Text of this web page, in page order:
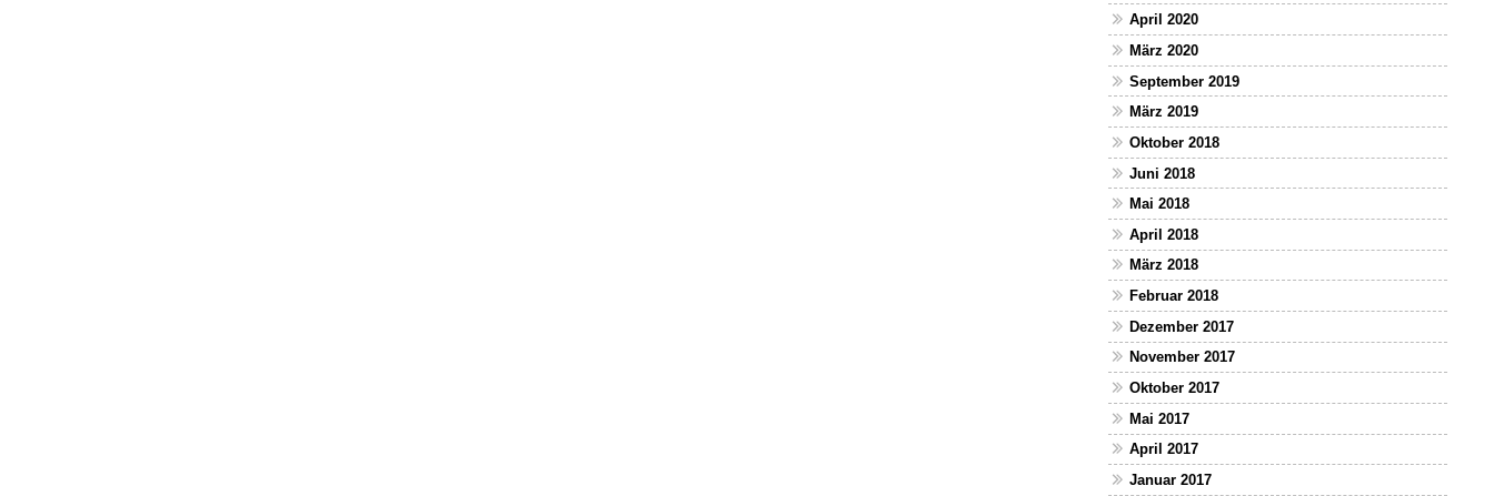
April 2020
März 2020
September 2019
März 2019
Oktober 2018
Juni 2018
Mai 2018
April 2018
März 2018
Februar 2018
Dezember 2017
November 2017
Oktober 2017
Mai 2017
April 2017
Januar 2017